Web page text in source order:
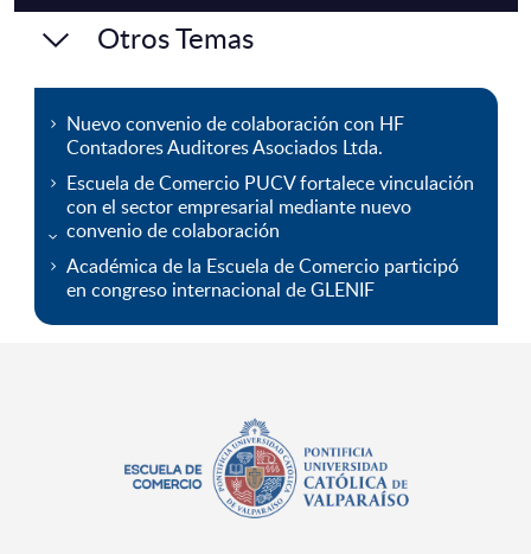
Otros Temas
Nuevo convenio de colaboración con HF
Contadores Auditores Asociados Ltda.
Escuela de Comercio PUCV fortalece vinculación
con el sector empresarial mediante nuevo
convenio de colaboración
Académica de la Escuela de Comercio participó
en congreso internacional de GLENIF